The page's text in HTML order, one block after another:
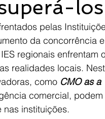
los
pelas
da concorrência
regionais enfrentam
realidades locais.
como CMO as a
comercial,
nas instituições.